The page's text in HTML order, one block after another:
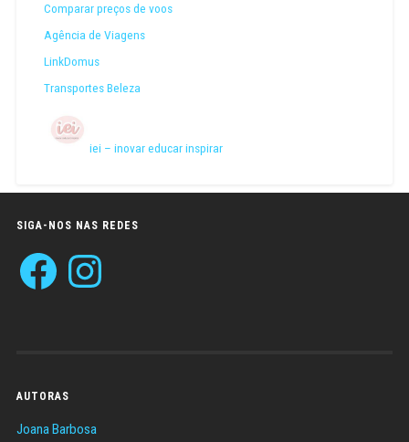
Comparar preços de voos
Agência de Viagens
LinkDomus
Transportes Beleza
iei – inovar educar inspirar
SIGA-NOS NAS REDES
Facebook Instagram
AUTORAS
Joana Barbosa